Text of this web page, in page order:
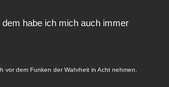
habe ich mich auch immer
vor dem Funken der Wahrheit in Acht nehmen.